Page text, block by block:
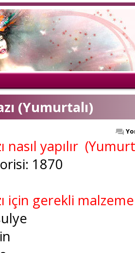
(Yumurtalı)
nasıl yapılır
1870
için gerekli